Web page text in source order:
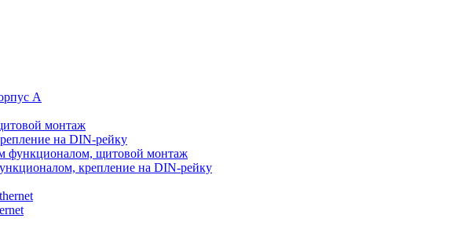
А
монтаж
на DIN-рейку
функционалом, щитовой монтаж
крепление на DIN-рейку